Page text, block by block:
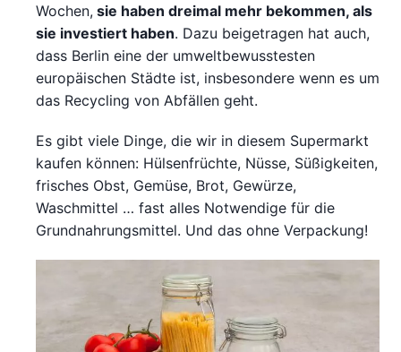
Wochen, sie haben dreimal mehr bekommen, als
sie investiert haben. Dazu beigetragen hat auch,
dass Berlin eine der umweltbewusstesten
europäischen Städte ist, insbesondere wenn es um
das Recycling von Abfällen geht.
Es gibt viele Dinge, die wir in diesem Supermarkt
kaufen können: Hülsenfrüchte, Nüsse, Süßigkeiten,
frisches Obst, Gemüse, Brot, Gewürze,
Waschmittel … fast alles Notwendige für die
Grundnahrungsmittel. Und das ohne Verpackung!